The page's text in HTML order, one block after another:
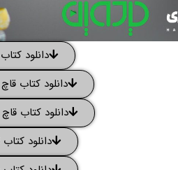
دانلود
دانلود کتاب
دانلود کتاب
دانلود